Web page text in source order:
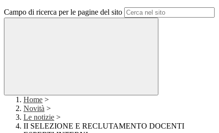
Campo di ricerca per le pagine del sito
Home >
Novità >
Le notizie >
II SELEZIONE E RECLUTAMENTO DOCENTI